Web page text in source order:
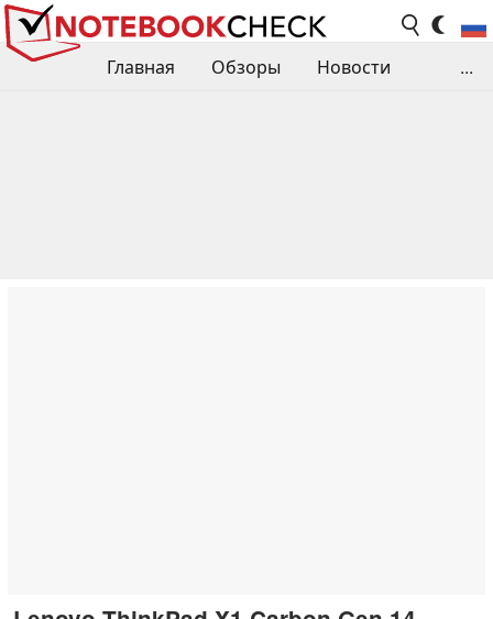
Главная Обзоры
Новости
...